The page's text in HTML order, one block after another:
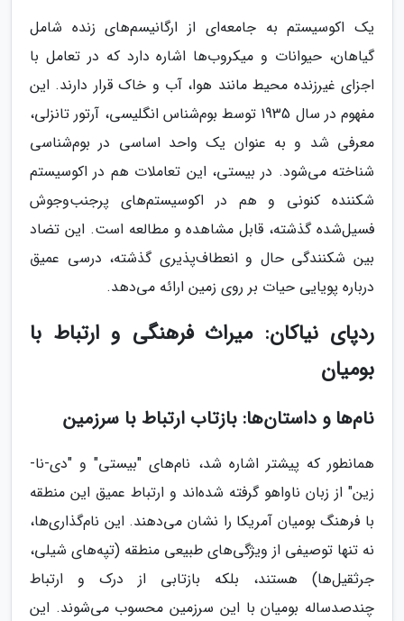
یک اکوسیستم به جامعه‌ای از ارگانیسم‌های زنده شامل
گیاهان، حیوانات و میکروب‌ها اشاره دارد که در تعامل با
اجزای غیرزنده محیط مانند هوا، آب و خاک قرار دارند. این
مفهوم در سال 1935 توسط بوم‌شناس انگلیسی، آرتور تانزلی،
معرفی شد و به عنوان یک واحد اساسی در بوم‌شناسی
شناخته می‌شود. در بیستی، این تعاملات هم در اکوسیستم
شکننده کنونی و هم در اکوسیستم‌های پرجنب‌وجوش
فسیل‌شده گذشته، قابل مشاهده و مطالعه است. این تضاد
بین شکنندگی حال و انعطاف‌پذیری گذشته، درسی عمیق
درباره پویایی حیات بر روی زمین ارائه می‌دهد.
ردپای نیاکان: میراث فرهنگی و ارتباط با
بومیان
نام‌ها و داستان‌ها: بازتاب ارتباط با سرزمین
همانطور که پیشتر اشاره شد، نام‌های "بیستی" و "دی-نا-
زین" از زبان ناواهو گرفته شده‌اند و ارتباط عمیق این منطقه
با فرهنگ بومیان آمریکا را نشان می‌دهند. این نام‌گذاری‌ها،
نه تنها توصیفی از ویژگی‌های طبیعی منطقه (تپه‌های شیلی،
جرثقیل‌ها) هستند، بلکه بازتابی از درک و ارتباط
چندصدساله بومیان با این سرزمین محسوب می‌شوند. این